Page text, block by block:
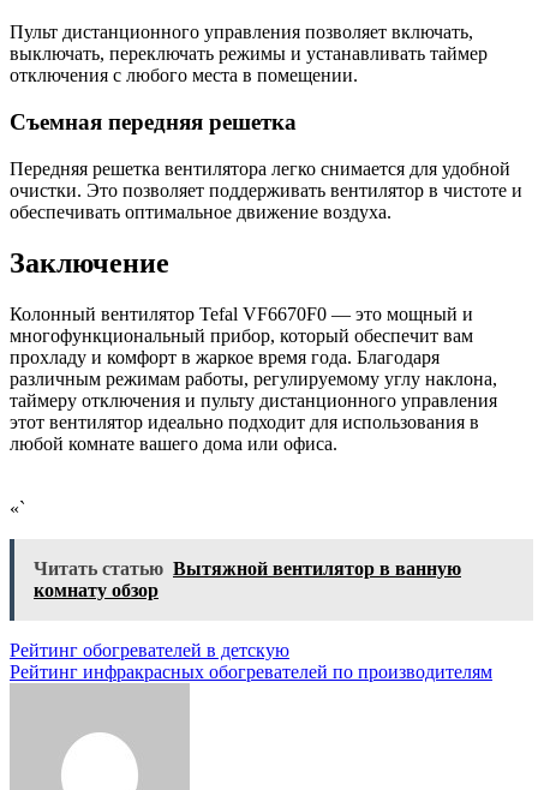
Пульт дистанционного управления позволяет включать,
выключать, переключать режимы и устанавливать таймер
отключения с любого места в помещении.
Съемная передняя решетка
Передняя решетка вентилятора легко снимается для удобной
очистки. Это позволяет поддерживать вентилятор в чистоте и
обеспечивать оптимальное движение воздуха.
Заключение
Колонный вентилятор Tefal VF6670F0 — это мощный и
многофункциональный прибор, который обеспечит вам
прохладу и комфорт в жаркое время года. Благодаря
различным режимам работы, регулируемому углу наклона,
таймеру отключения и пульту дистанционного управления
этот вентилятор идеально подходит для использования в
любой комнате вашего дома или офиса.
«`
Читать статью Вытяжной вентилятор в ванную
комнату обзор
Навигация
по
Рейтинг обогревателей в детскую
Рейтинг инфракрасных обогревателей по производителям